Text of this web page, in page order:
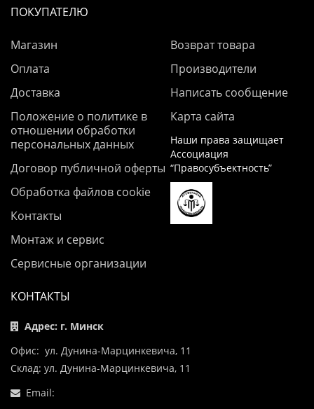
ПОКУПАТЕЛЮ
Магазин
Оплата
Доставка
Положение о политике в
отношении обработки
персональных данных
Договор публичной оферты
Обработка файлов cookie
Контакты
Монтаж и сервис
Сервисные организации
Возврат товара
Производители
Написать сообщение
Карта сайта
Наши права защищает
Ассоциация
“Правосубъектность”
КОНТАКТЫ
Адрес: г. Минск
Офис: ул. Дунина-Марцинкевича, 11
Склад: ул. Дунина-Марцинкевича, 11
Email: